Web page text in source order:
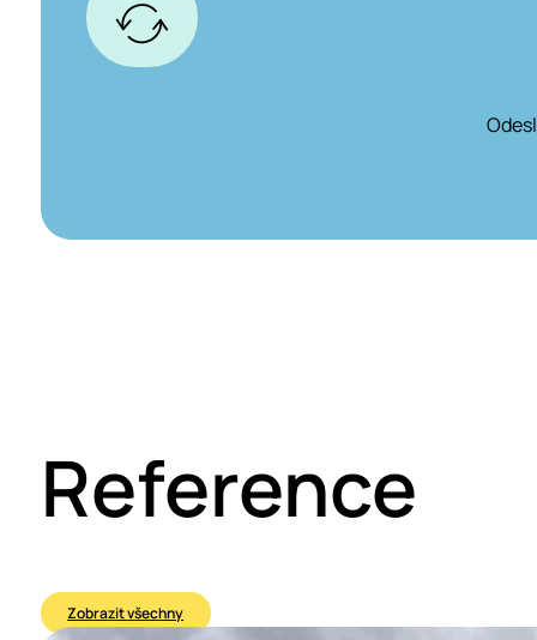
Reference
Zobrazit všechny